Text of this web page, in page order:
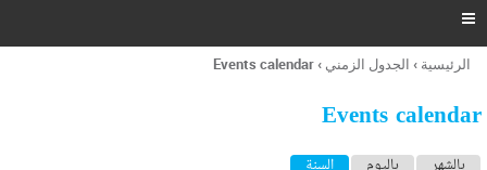
ر
ل
ح

أنت
هنا
الرئيسية › الجدول الزمني ›
Events calendar
Events calendar